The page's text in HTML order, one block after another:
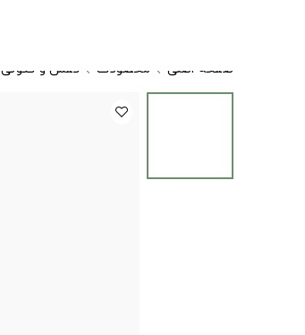
صفحه اصلی محصولات کفش و کتونی